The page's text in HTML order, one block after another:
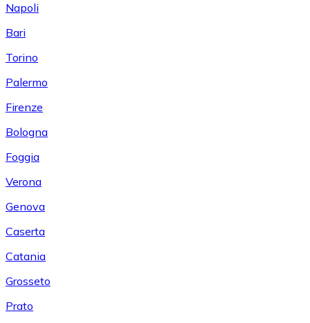
Napoli
Bari
Torino
Palermo
Firenze
Bologna
Foggia
Verona
Genova
Caserta
Catania
Grosseto
Prato